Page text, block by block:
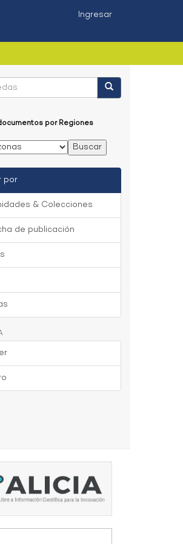
Ingresar
por Regiones
por
& Colecciones
de publicación